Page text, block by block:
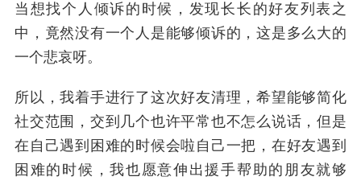
当想找个人倾诉的时候，发现长长的好友列表之
中，竟然没有一个人是能够倾诉的，这是多么大的
一个悲哀呀。
所以，我着手进行了这次好友清理，希望能够简化
社交范围，交到几个也许平常也不怎么说话，但是
在自己遇到困难的时候会啦自己一把，在好友遇到
困难的时候，我也愿意伸出援手帮助的朋友就够